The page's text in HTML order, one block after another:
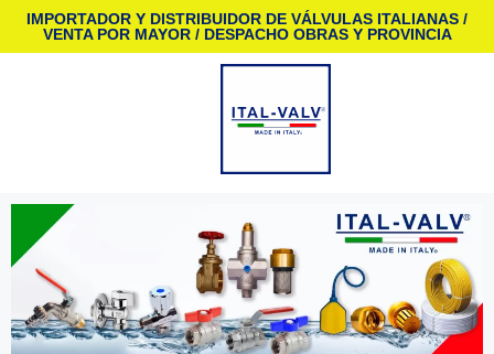
IMPORTADOR Y DISTRIBUIDOR DE VÁLVULAS ITALIANAS /
VENTA POR MAYOR / DESPACHO OBRAS Y PROVINCIA